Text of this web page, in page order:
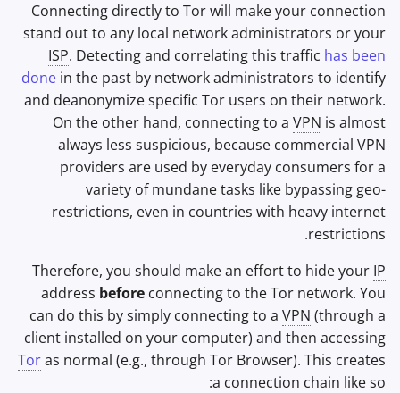
Connecting directly to Tor will make your connection
stand out to any local network administrators or your
ISP. Detecting and correlating this traffic has been
done in the past by network administrators to identify
and deanonymize specific Tor users on their network.
On the other hand, connecting to a VPN is almost
always less suspicious, because commercial VPN
providers are used by everyday consumers for a
variety of mundane tasks like bypassing geo-
restrictions, even in countries with heavy internet
restrictions.
Therefore, you should make an effort to hide your IP
address before connecting to the Tor network. You
can do this by simply connecting to a VPN (through a
client installed on your computer) and then accessing
Toras normal (e.g., through Tor Browser). This creates
a connection chain like so: